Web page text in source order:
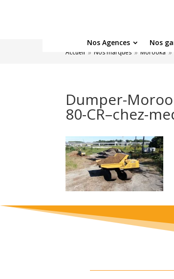
Nos Agences Nos
Accueil 9 Nos marques 9 Morooka 9
Dumper-
80-CR–chez-